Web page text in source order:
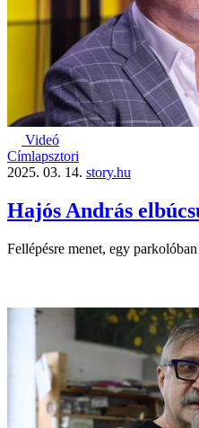
Videó
Címlapsztori
2025. 03. 14. story.hu
Hajós András
Fellépésre menet, egy